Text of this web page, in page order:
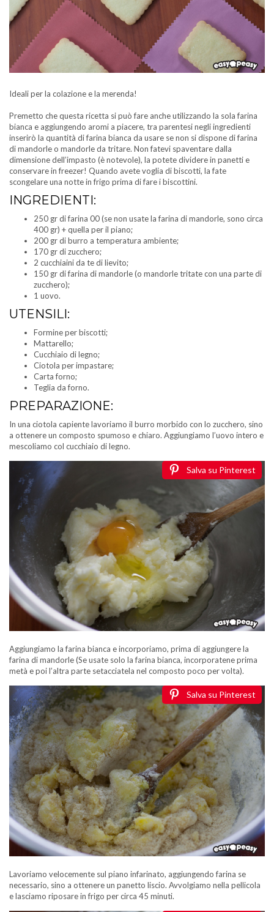
Ideali per la colazione e la merenda!
Premetto che questa ricetta si può fare anche utilizzando la sola farina
bianca e aggiungendo aromi a piacere, tra parentesi negli ingredienti
inserirò la quantità di farina bianca da usare se non si dispone di farina
di mandorle o mandorle da tritare. Non fatevi spaventare dalla
dimensione dell’impasto (è notevole), la potete dividere in panetti e
conservare in freezer! Quando avete voglia di biscotti, la fate
scongelare una notte in frigo prima di fare i biscottini.
INGREDIENTI:
250 gr di farina 00 (se non usate la farina di mandorle, sono circa
400 gr) + quella per il piano;
200 gr di burro a temperatura ambiente;
170 gr di zucchero;
2 cucchiaini da te di lievito;
150 gr di farina di mandorle (o mandorle tritate con una parte di
zucchero);
1 uovo.
UTENSILI:
Formine per biscotti;
Mattarello;
Cucchiaio di legno;
Ciotola per impastare;
Carta forno;
Teglia da forno.
PREPARAZIONE:
In una ciotola capiente lavoriamo il burro morbido con lo zucchero, sino
a ottenere un composto spumoso e chiaro. Aggiungiamo l’uovo intero e
mescoliamo col cucchiaio di legno.
Salva su Pinterest
Aggiungiamo la farina bianca e incorporiamo, prima di aggiungere la
farina di mandorle (Se usate solo la farina bianca, incorporatene prima
metà e poi l’altra parte setacciatela nel composto poco per volta).
Salva su Pinterest
Lavoriamo velocemente sul piano infarinato, aggiungendo farina se
necessario, sino a ottenere un panetto liscio. Avvolgiamo nella pellicola
e lasciamo riposare in frigo per circa 45 minuti.